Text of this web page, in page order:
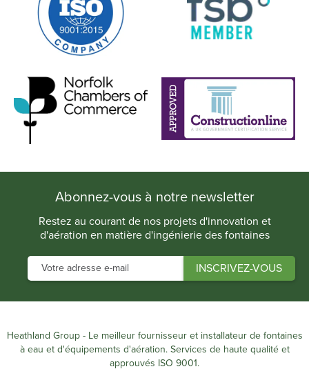
Abonnez-vous à notre newsletter
Restez au courant de nos projets d'innovation et
d'aération en matière d'ingénierie des fontaines
Heathland Group - Le meilleur fournisseur et installateur de fontaines
à eau et d'équipements d'aération. Services de haute qualité et
approuvés ISO 9001.